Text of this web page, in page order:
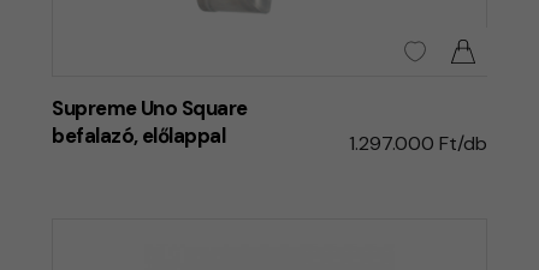
Supreme Uno Square
befalazó, előlappal
1.297.000 Ft/db